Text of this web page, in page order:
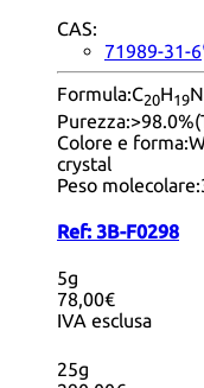
CAS:
71989-31-6
Formula:C20H19
Purezza:
Colore e forma:
crystal
Peso molecolare:
Ref: 3B-F0298
5g
78,00€
IVA esclusa
25g